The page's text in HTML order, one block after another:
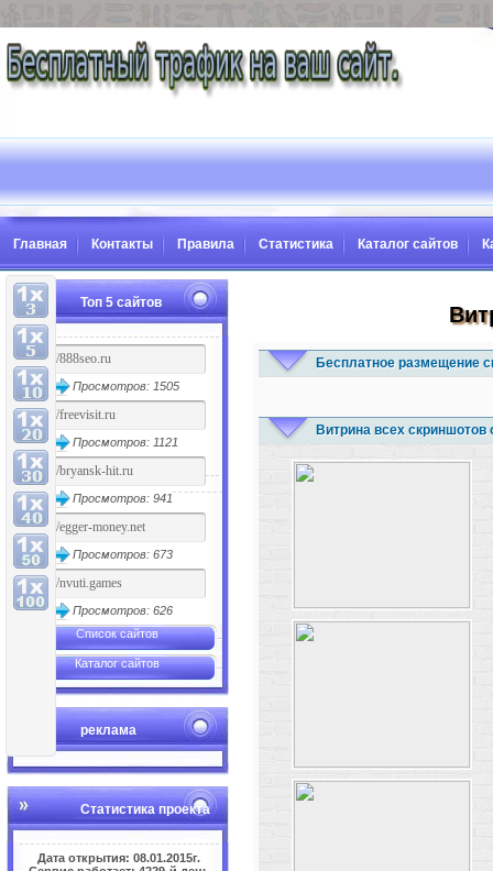
Главная Контакты Правила Статистика Каталог сайтов
Топ 5 сайтов
Просмотров: 1505
Просмотров: 1121
Просмотров: 941
Просмотров: 673
Просмотров: 626
Список сайтов
Каталог сайтов
реклама
Статистика проекта
Дата открытия: 08.01.2015г.
Бесплатное размещение
Витрина всех скриншотов